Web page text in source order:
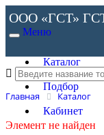
ООО «ГСТ»
Меню
Каталог
Подбор
Кабинет
Главная Каталог
Элемент не найден